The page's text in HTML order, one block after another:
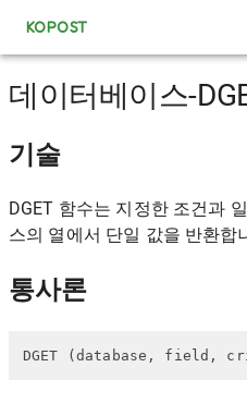
KOPOST
데이터베이스-
기술
DGET 함수는 지정한 조건과
스의 열에서 단일 값을 반환합
통사론
DGET (database, field,